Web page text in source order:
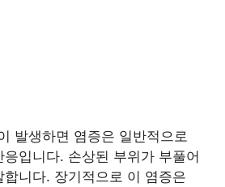
발생하면 염증은 일반적으로
입니다. 손상된 부위가 부풀어
니다. 장기적으로 이 염증은